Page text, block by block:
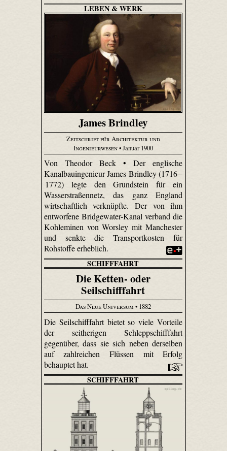
LEBEN & WERK
James Brindley
Zeitschrift für Architektur und
Ingenieurwesen• Januar 1900
Von Theodor Beck • Der englische
Kanalbauingenieur James Brindley (1716 –
1772) legte den Grundstein für ein
Wasserstraßennetz, das ganz England
wirtschaftlich verknüpfte. Der von ihm
entworfene Bridge­water-Kanal verband die
Kohleminen von Worsley mit Manchester
und senkte die Transportkosten für
Rohstoffe erheblich.
SCHIFFFAHRT
Die Ketten- oder
Seilschifffahrt
Das Neue Universum • 1882
Die Seilschifffahrt bietet so viele Vorteile
der seitherigen Schleppschifffahrt
gegenüber, dass sie sich neben derselben
auf zahlreichen Flüssen mit Erfolg
behauptet hat.
SCHIFFFAHRT